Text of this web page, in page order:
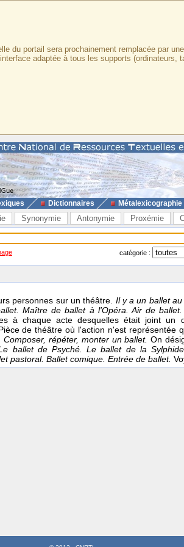
du portail sera prochainement remplacée par
adaptée à tous les supports (ordinateurs,
Dictionnaires Métalexicographie
Synonymie Antonymie Proxémie
catégorie :
personnes sur un théâtre. Il y a un ballet
Maître de ballet à l'Opéra. Air de ballet.
à chaque acte desquelles était joint un
de théâtre où l'action n'est représentée
Composer, répéter, monter un ballet.On
ballet de Psyché. Le ballet de la
pastoral. Ballet comique. Entrée de ballet.